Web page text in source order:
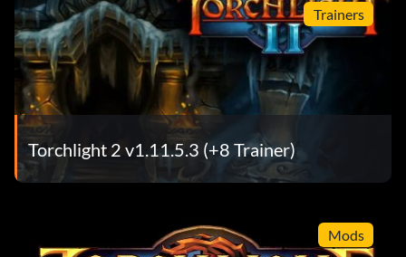
Trainers
Torchlight 2 v1.11.5.3 (+8 Trainer)
Mods